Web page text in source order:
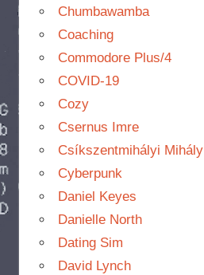
Chumbawamba
Coaching
Commodore Plus/4
COVID-19
Cozy
Csernus Imre
Csíkszentmihályi Mihály
Cyberpunk
Daniel Keyes
Danielle North
Dating Sim
David Lynch